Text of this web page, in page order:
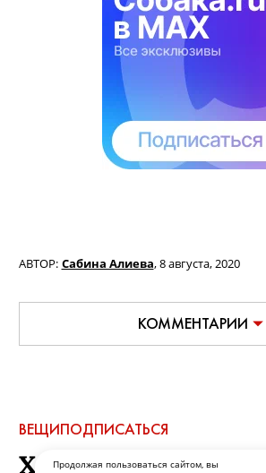
Продолжая пользоваться сайтом, вы
АВТОР: Сабина Алиева,8 августа, 2020
КОММЕНТАРИИ
ВЕЩИПОДПИСАТЬСЯ
Ход королевы